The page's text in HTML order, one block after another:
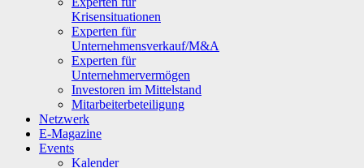
Krisensituationen
Experten für
Unternehmensverkauf/M&A
Experten für
Unternehmervermögen
Investoren im Mittelstand
Mitarbeiterbeteiligung
Netzwerk
E-Magazine
Events
Kalender